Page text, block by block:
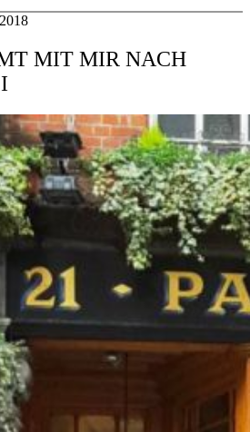
MIT MIR NACH